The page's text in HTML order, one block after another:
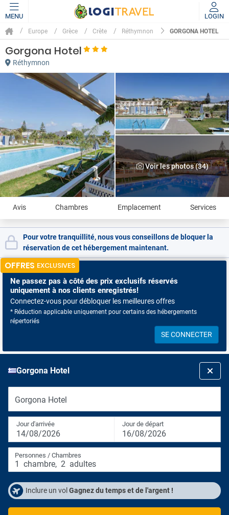
MENU LOGIN
Europe Grèce Crète Réthymnon GORGONA HOTEL
Gorgona Hotel
Réthymnon
Voir les photos (34)
Avis Chambres Emplacement Services
Pour votre tranquillité, nous vous conseillons de bloquer la
réservation de cet hébergement maintenant.
OFFRES EXCLUSIVES
Ne passez pas à côté des prix exclusifs réservés
uniquement à nos clients enregistrés!
Connectez-vous pour débloquer les meilleures offres
* Réduction applicable uniquement pour certains des hébergements
répertoriés
SE CONNECTER
Gorgona Hotel
Gorgona Hotel
Jour d'arrivée
14/08/2026
Jour de départ
16/08/2026
Personnes / Chambres
1 chambre, 2 adultes
Inclure un vol Gagnez du temps et de l'argent !